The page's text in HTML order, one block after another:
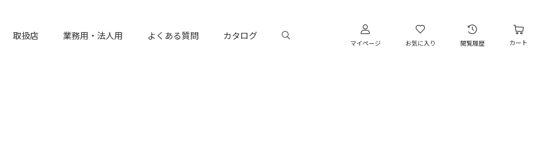
取扱店 業務用・法人用 よくある質問 カタログ
マイページ お気に入り 閲覧履歴 カート